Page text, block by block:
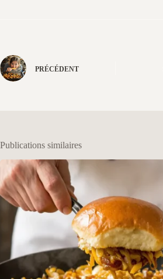
PRÉCÉDENT
Publications similaires